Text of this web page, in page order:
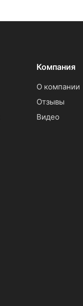
Компания
О компании
Отзывы
Видео